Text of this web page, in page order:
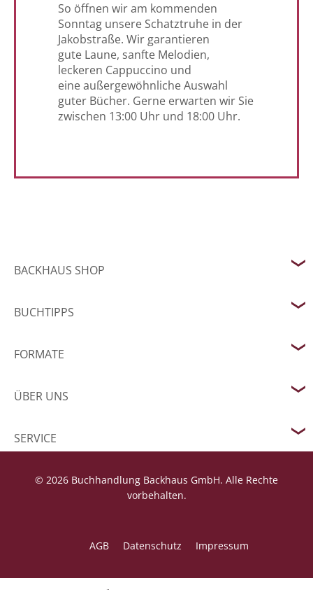
So öffnen wir am kommenden
Sonntag unsere Schatztruhe in der
Jakobstraße. Wir garantieren
gute Laune, sanfte Melodien,
leckeren Cappuccino und
eine außergewöhnliche Auswahl
guter Bücher. Gerne erwarten wir Sie
zwischen 13:00 Uhr und 18:00 Uhr.
BACKHAUS SHOP
BUCHTIPPS
FORMATE
ÜBER UNS
SERVICE
© 2026 Buchhandlung Backhaus GmbH. Alle Rechte
vorbehalten.
AGB Datenschutz Impressum